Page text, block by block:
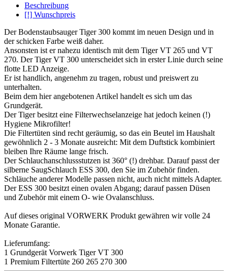
Beschreibung
[!] Wunschpreis
Der Bodenstaubsauger Tiger 300 kommt im neuen Design und in
der schicken Farbe weiß daher.
Ansonsten ist er nahezu identisch mit dem Tiger VT 265 und VT
270. Der Tiger VT 300 unterscheidet sich in erster Linie durch seine
flotte LED Anzeige.
Er ist handlich, angenehm zu tragen, robust und preiswert zu
unterhalten.
Beim dem hier angebotenen Artikel handelt es sich um das
Grundgerät.
Der Tiger besitzt eine Filterwechselanzeige hat jedoch keinen (!)
Hygiene Mikrofilter!
Die Filtertüten sind recht geräumig, so das ein Beutel im Haushalt
gewöhnlich 2 - 3 Monate ausreicht: Mit dem Duftstick kombiniert
bleiben Ihre Räume lange frisch.
Der Schlauchanschlussstutzen ist 360° (!) drehbar. Darauf passt der
silberne SaugSchlauch ESS 300, den Sie im Zubehör finden.
Schläuche anderer Modelle passen nicht, auch nicht mittels Adapter.
Der ESS 300 besitzt einen ovalen Abgang; darauf passen Düsen
und Zubehör mit einem O- wie Ovalanschluss.
Auf dieses original VORWERK Produkt gewähren wir volle 24
Monate Garantie.
Lieferumfang:
1 Grundgerät Vorwerk Tiger VT 300
1 Premium Filtertüte 260 265 270 300